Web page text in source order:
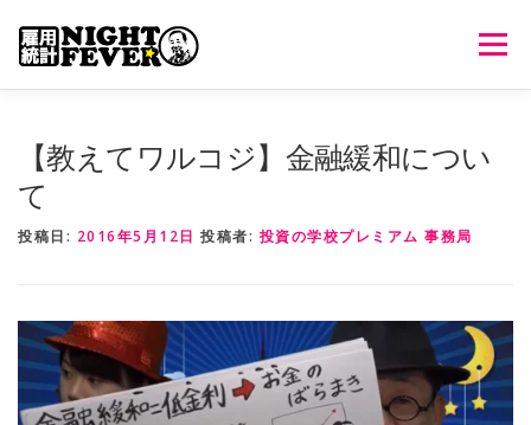
メニュ
【教えてワルコジ】金融緩和につい
て
投稿日: 2016年5月12日 投稿者: 投資の学校プレミアム 事務局